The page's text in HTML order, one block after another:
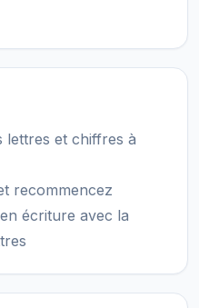
lettres et chiffres à
recommencez
écriture avec la